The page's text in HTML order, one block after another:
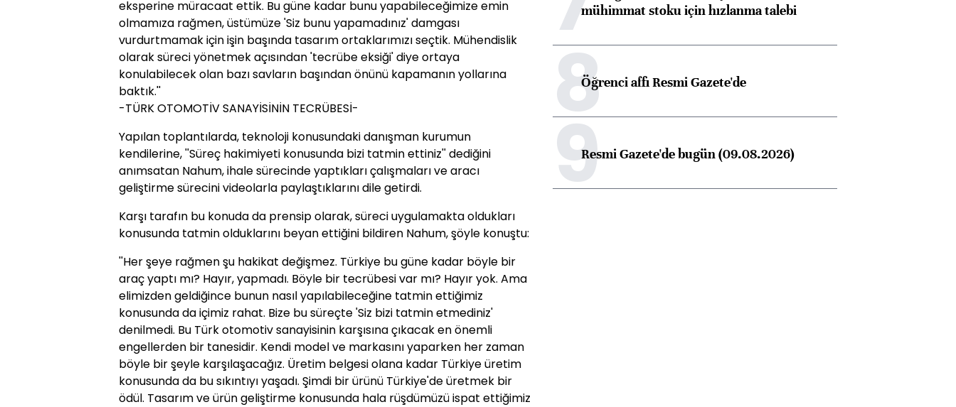
eksperine müracaat ettik. Bu güne kadar bunu yapabileceğimize emin
olmamıza rağmen, üstümüze 'Siz bunu yapamadınız' damgası
vurdurtmamak için işin başında tasarım ortaklarımızı seçtik. Mühendislik
olarak süreci yönetmek açısından 'tecrübe eksiği' diye ortaya
konulabilecek olan bazı savların başından önünü kapamanın yollarına
baktık.''
-TÜRK OTOMOTİV SANAYİSİNİN TECRÜBESİ-
Yapılan toplantılarda, teknoloji konusundaki danışman kurumun
kendilerine, ''Süreç hakimiyeti konusunda bizi tatmin ettiniz'' dediğini
anımsatan Nahum, ihale sürecinde yaptıkları çalışmaları ve aracı
geliştirme sürecini videolarla paylaştıklarını dile getirdi.
Karşı tarafın bu konuda da prensip olarak, süreci uygulamakta oldukları
konusunda tatmin olduklarını beyan ettiğini bildiren Nahum, şöyle konuştu:
''Her şeye rağmen şu hakikat değişmez. Türkiye bu güne kadar böyle bir
araç yaptı mı? Hayır, yapmadı. Böyle bir tecrübesi var mı? Hayır yok. Ama
elimizden geldiğince bunun nasıl yapılabileceğine tatmin ettiğimiz
konusunda da içimiz rahat. Bize bu süreçte 'Siz bizi tatmin etmediniz'
denilmedi. Bu Türk otomotiv sanayisinin karşısına çıkacak en önemli
engellerden bir tanesidir. Kendi model ve markasını yaparken her zaman
böyle bir şeyle karşılaşacağız. Üretim belgesi olana kadar Türkiye üretim
konusunda da bu sıkıntıyı yaşadı. Şimdi bir ürünü Türkiye'de üretmek bir
ödül. Tasarım ve ürün geliştirme konusunda hala rüşdümüzü ispat ettiğimiz
mühimmat stoku için hızlanma talebi
8Öğrenci affı Resmi Gazete'de
9Resmi Gazete'de bugün (09.08.2026)